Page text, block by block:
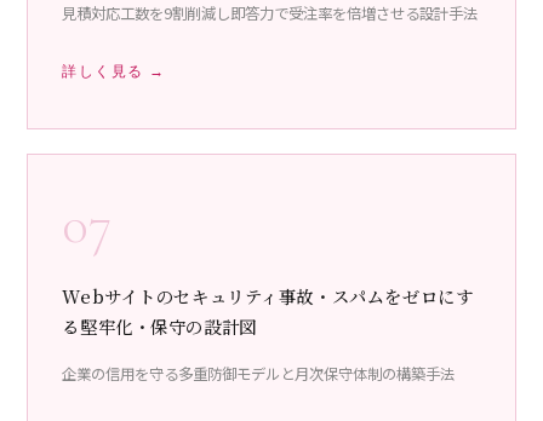
見積対応工数を9割削減し即答力で受注率を倍増させる設計手法
詳しく見る →
07
Webサイトのセキュリティ事故・スパムをゼロにす
る堅牢化・保守の設計図
企業の信用を守る多重防御モデルと月次保守体制の構築手法